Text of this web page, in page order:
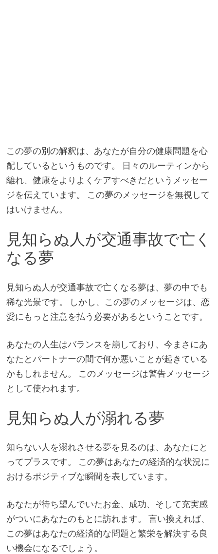
この夢の別の解釈は、あなたが自分の健康問題を心
配しているというものです。 日々のルーティンから
離れ、健康をよりよくケアすべきだというメッセー
ジを伝えています。 この夢のメッセージを無視して
はいけません。
見知らぬ人が交通事故で亡く
なる夢
見知らぬ人が交通事故で亡くなる夢は、夢の中でも
稀な光景です。 しかし、この夢のメッセージは、恋
愛にもっと注意を払う必要があるということです。
あなたの人生はバランスを崩しており、今まさにあ
なたとパートナーの間で何か悪いことが起きている
かもしれません。 このメッセージは警告メッセージ
として使われます。
見知らぬ人が溺れる夢
知らない人を溺れさせる夢を見るのは、あなたにと
ってプラスです。 この夢はあなたの経済的な状況に
おけるポジティブな瞬間を表しています。
あなたが待ち望んでいたお金、成功、そして充実感
がついにあなたのもとに訪れます。 言い換えれば、
この夢はあなたの経済的な問題と繁栄を解決する良
い機会になるでしょう。